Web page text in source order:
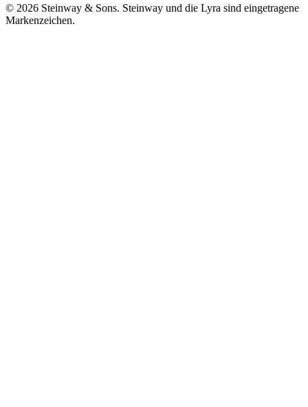
© 2026 Steinway & Sons. Steinway und die Lyra sind eingetragene
Markenzeichen.